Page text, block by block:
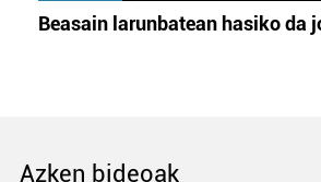
Beasain larunbatean hasiko da
Azken bideoak